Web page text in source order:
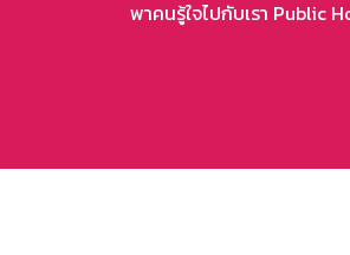
พาคนรู้ใจไปกับเรา Public